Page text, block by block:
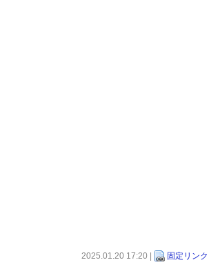
2025.01.20 17:20 | 固定リンク